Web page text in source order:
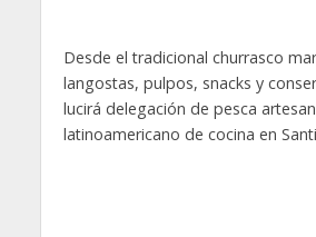
Desde el tradicional churrasco
langostas, pulpos, snacks y
lucirá delegación de pesca
latinoamericano de cocina en